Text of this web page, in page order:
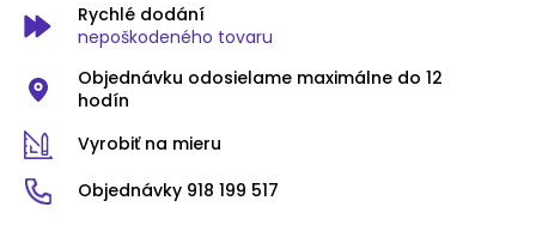
Rychlé dodání
nepoškodeného tovaru
Objednávku odosielame maximálne do 12
hodín
Vyrobiť na mieru
Objednávky 918 199 517